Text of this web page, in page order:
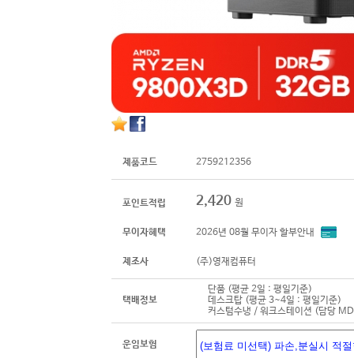
제품코드 2759212356
포인트적립 2,420 원
무이자혜택 2026년 08월 무이자 할부안내
제조사 (주)영재컴퓨터
택배정보
단품 (평균 2일 : 평일기준)
데스크탑 (평균 3~4일 : 평일기준)
커스텀수냉 / 워크스테이션 (담당
운임보험